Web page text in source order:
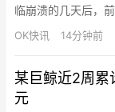
临崩溃的几天后，
返投资舞台，豪掷
投资，是
何收…
OK快讯 14分钟前
某巨鲸近2周累
元